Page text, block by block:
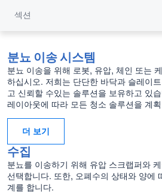
섹션
분뇨 이송 시스템
분뇨 이송을 위해 로봇, 유압, 체인 또는
하십시오. 저희는 단단한 바닥과 슬레이
고 신뢰할 수있는 솔루션을 보유하고 있
레이아웃에 따라 모든 청소 솔루션을 계
더 보기
수집
분뇨를 이송하기 위해 유압 스크랩퍼와
선택합니다. 또한, 오폐수의 상태와 양에
계를 합니다.